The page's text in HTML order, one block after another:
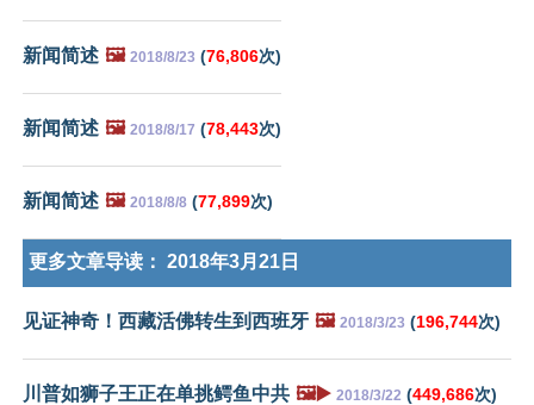
新闻简述 🖼️ 2018/8/23 (76,806次)
新闻简述 🖼️ 2018/8/17 (78,443次)
新闻简述 🖼️ 2018/8/8 (77,899次)
更多文章导读： 2018年3月21日
见证神奇！西藏活佛转生到西班牙 🖼️ 2018/3/23 (196,744次)
川普如狮子王正在单挑鳄鱼中共 🖼️▶️ 2018/3/22 (449,686次)